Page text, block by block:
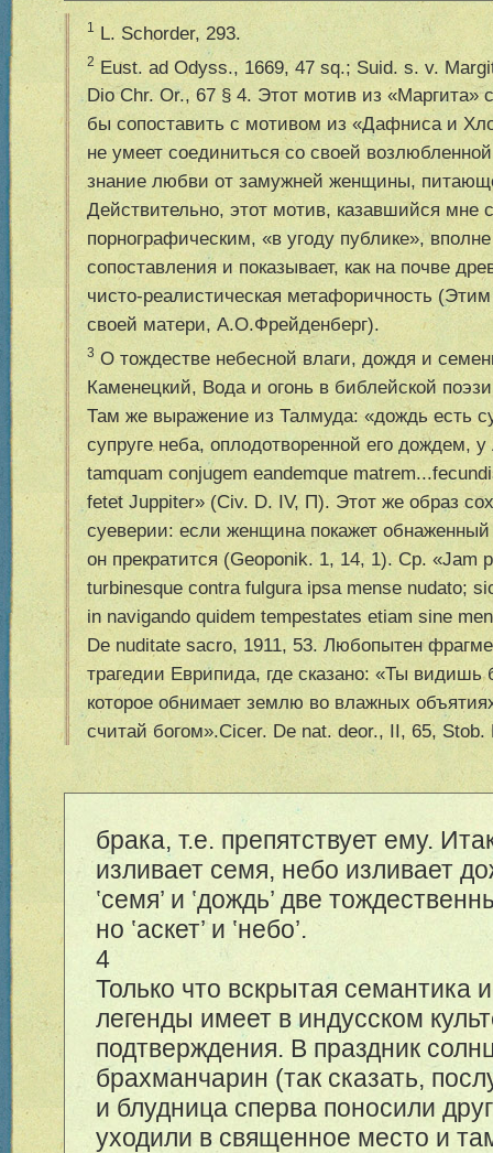
1 L. Schorder, 293.
2 Eust. ad Odyss., 1669, 47 sq.; Suid. s. v.
Dio Chr. Or., 67 § 4. Этот мотив из «Маргита»
бы сопоставить с мотивом из «Дафниса и
не умеет соединиться со своей
знание любви от замужней женщины,
Действительно, этот мотив, казавшийся мне
порнографическим, «в угоду публике», вполне
сопоставления и показывает, как на почве
чиcто-реалистическая метафоричность
своей матери, А.О.Фрейденберг).
3 О тождестве небесной влаги, дождя и
Каменецкий, Вода и огонь в библейской
Там же выражение из Талмуда: «дождь есть
супруге неба, оплодотворенной его дождем,
tamquam conjugem eandemque
fetet Juppiter» (Civ. D. IV, П). Этот же образ
суеверии: если женщина покажет обнаженный
он прекратится (Geoponik. 1, 14, 1). Cp. «Jam
turbinesque contra fulgura ipsa mense nudato;
in navigando quidem tempestates etiam sine
De nuditate sacro, 1911, 53. Любопытен
трагедии Еврипида, где сказано: «Ты видишь
которое обнимает землю во влажных
считай богом».Cicer. De nat. deor., II, 65,
брака, т.е. препятствует ему.
изливает семя, небо изливает
‛семя’ и ‛дождь’ две
но ‛аскет’и ‛небо’.
4
Только что вскрытая семантика
легенды имеет в индусском
подтверждения. В праздник
брахманчарин (так сказать,
и блудница сперва поносили
уходили в священное место и